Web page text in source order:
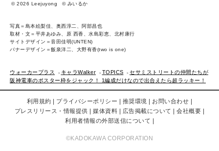
© 2026 Leejuyong
© みいるか
写真＝島本絵梨佳、奥西淳二、阿部昌也
取材・文＝平井あゆみ、原 西香、水島彩恵、北村康行
サイトデザイン＝音田佳明(UNTEN)
バナーデザイン＝飯泉洋二、大野有香(two is one)
ウォーカープラス キャラWalker TOPICS
セサミストリートの仲間たちが
阪神電車のポスター枠をジャック！ 1編成だけなので出合えたら超ラッキー！
利用規約 プライバシーポリシー 推奨環境
お問い合わせ
プレスリリース・情報提供
媒体資料 広告掲載について
会社概要
利用者情報の外部送信について
©KADOKAWA CORPORATION